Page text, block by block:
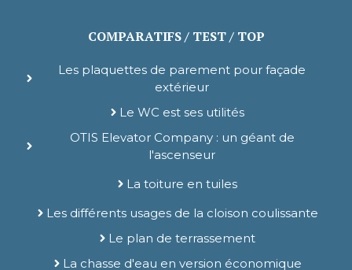
COMPARATIFS / TEST / TOP
Les plaquettes de parement pour façade
extérieur
Le WC est ses utilités
OTIS Elevator Company : un géant de
l'ascenseur
La toiture en tuiles
Les différents usages de la cloison coulissante
Le plan de terrassement
La chasse d'eau en version économique